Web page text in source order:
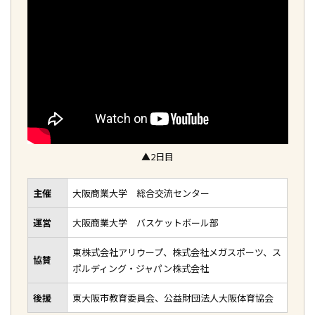
▲2日目
主催 大阪商業大学 総合交流センター
運営 大阪商業大学 バスケットボール部
協賛
東株式会社アリウープ、株式会社メガスポーツ、ス
ポルディング・ジャパン株式会社
後援 東大阪市教育委員会、公益財団法人大阪体育協会